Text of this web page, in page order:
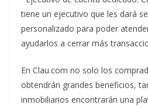
tiene un ejecutivo que les dará
personalizado para poder
ayudarlos a cerrar más
En Clau.com no solo los
obtendrán grandes beneficios,
inmobiliarios encontrarán una